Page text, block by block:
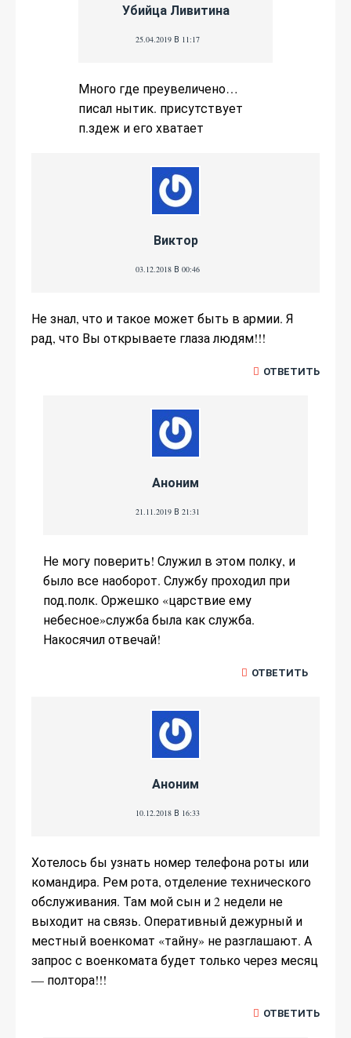
Убийца Ливитина
25.04.2019 В 11:17
Много где преувеличено…
писал нытик. присутствует
п.здеж и его хватает
Виктор
03.12.2018 В 00:46
Не знал, что и такое может быть в армии. Я
рад, что Вы открываете глаза людям!!!
ОТВЕТИТЬ
Аноним
21.11.2019 В 21:31
Не могу поверить! Служил в этом полку, и
было все наоборот. Службу проходил при
под.полк. Оржешко «царствие ему
небесное»служба была как служба.
Накосячил отвечай!
ОТВЕТИТЬ
Аноним
10.12.2018 В 16:33
Хотелось бы узнать номер телефона роты или
командира. Рем рота, отделение технического
обслуживания. Там мой сын и 2 недели не
выходит на связь. Оперативный дежурный и
местный военкомат «тайну» не разглашают. А
запрос с военкомата будет только через месяц
— полтора!!!
ОТВЕТИТЬ